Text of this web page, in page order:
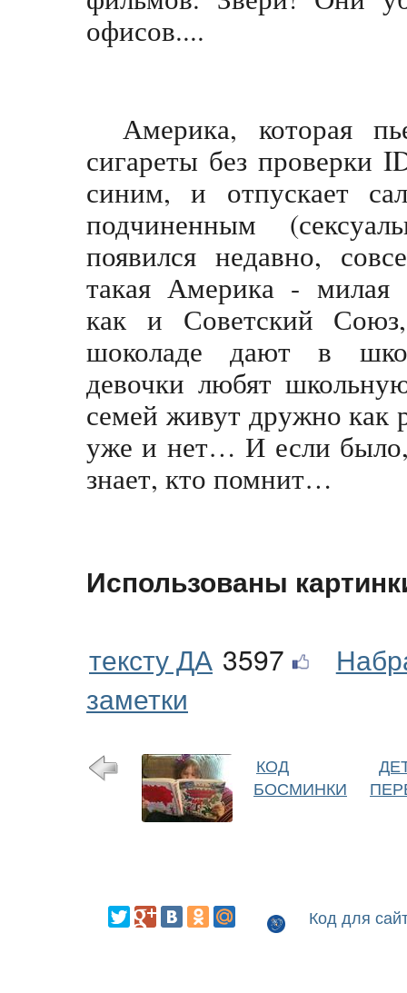
офисов....
Америка, которая
сигареты без проверки
синим, и отпускает
подчиненным
появился недавно,
такая Америка - милая
как и Советский
шоколаде дают в
девочки любят
семей живут дружно как
уже и нет… И если
знает, кто помнит…
Использованы
тексту ДА 3597
заметки
КОД
БОСМИНКИ
Код для